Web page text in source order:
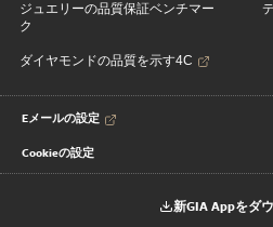
ジュエリーの品質保証ベンチマー
ク
ダイヤモンドの品質を示す4C
Eメールの設定
Cookieの設定
新GIA Appをダ